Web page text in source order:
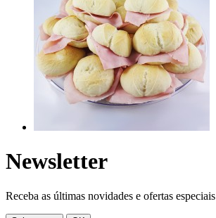
Newsletter
Receba as últimas novidades e ofertas especiais